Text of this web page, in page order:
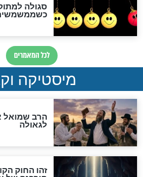
"לפני הגאולה
והכחשה גדולה
האמונה"
האם לאחר בוא
אפשר לחזור